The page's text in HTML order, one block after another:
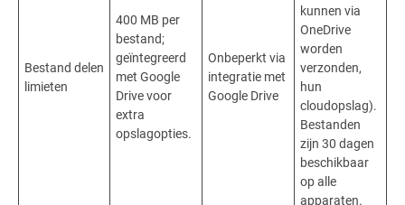
Bestand delen
limieten
400 MB per
bestand;
geïntegreerd
met Google
Drive voor
extra
opslagopties.
Onbeperkt via
integratie met
Google Drive
kunnen via
OneDrive
worden
verzonden,
hun
cloudopslag).
Bestanden
zijn 30 dagen
beschikbaar
op alle
apparaten.